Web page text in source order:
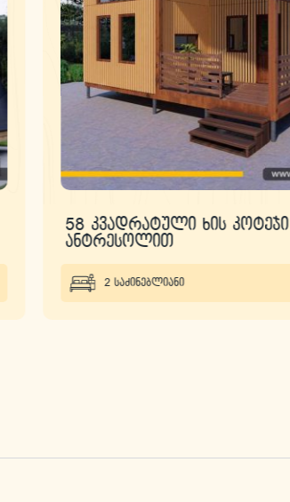
58 კვადრატული ხის კოტეჯი
ანტრესოლით
2 საძინებლიანი